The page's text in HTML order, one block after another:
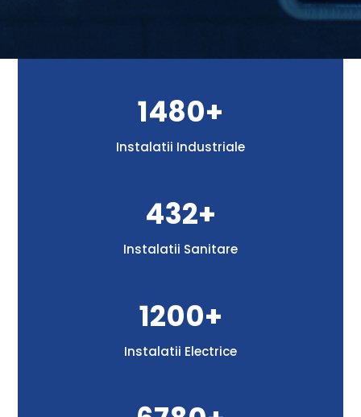
1480+
Instalatii Industriale
432+
Instalatii Sanitare
1200+
Instalatii Electrice